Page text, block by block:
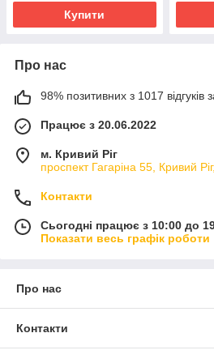
Купити
Про нас
98% позитивних з 1017 відгуків
Працює з 20.06.2022
м. Кривий Ріг
проспект Гагаріна 55, Кривий
Контакти
Сьогодні працює з 10:00 до
Показати весь графік роботи
Про нас
Контакти